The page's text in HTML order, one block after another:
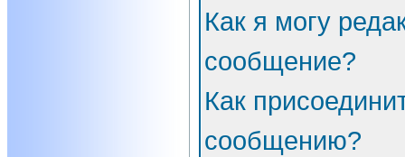
Как я могу
сообщение?
Как
сообщению?